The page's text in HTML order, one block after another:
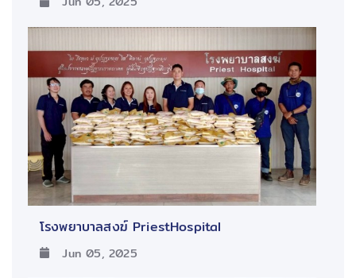
โรงพยาบาลสงฆ์ PriestHospital
Jun 05, 2025